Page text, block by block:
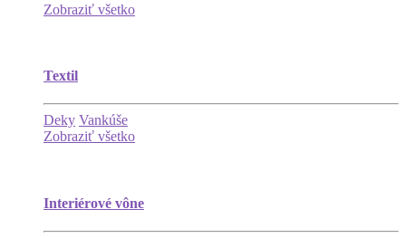
Zobraziť všetko
Textil
Deky Vankúše
Zobraziť všetko
Interiérové vône